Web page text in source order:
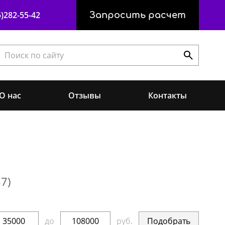
55-42 Запросить расчет
О нас Отзывы Контакты
)
до руб. Подобрать